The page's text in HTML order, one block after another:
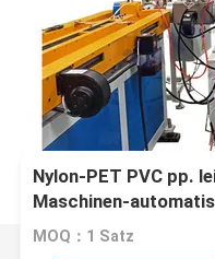
Nylon-PET PVC pp.
Maschinen-
Verdrängungs-
MOQ：1 Satz